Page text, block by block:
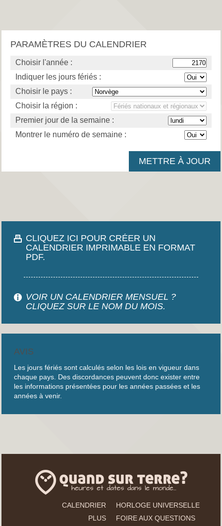
PARAMÈTRES DU CALENDRIER
Choisir l'année :
Indiquer les jours fériés :
Choisir le pays :
Choisir la région :
Premier jour de la semaine :
Montrer le numéro de semaine :
CLIQUEZ ICI POUR CRÉER UN
CALENDRIER IMPRIMABLE EN FORMAT
PDF.
VOIR UN CALENDRIER MENSUEL ?
CLIQUEZ SUR LE NOM DU MOIS.
AVIS
Les jours fériés sont calculés selon les lois en vigueur dans
chaque pays. Des discordances peuvent donc exister entre
les informations présentées pour les années passées et les
années à venir.
CALENDRIER
HORLOGE UNIVERSELLE
PLUS
FOIRE AUX QUESTIONS